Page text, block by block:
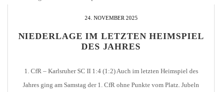
24. NOVEMBER 2025
NIEDERLAGE IM LETZTEN HEIMSPIEL
DES JAHRES
1. CfR – Karlsruher SC II 1:4 (1:2) Auch im letzten Heimspiel des
Jahres ging am Samstag der 1. CfR ohne Punkte vom Platz. Jubeln